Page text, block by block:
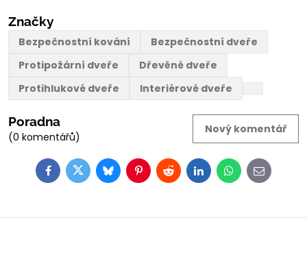
Značky
Bezpečnostní kování
Bezpečnostní dveře
Protipožární dveře
Dřevěné dveře
Protihlukové dveře
Interiérové dveře
Poradna
(0 komentářů)
Nový komentář
FacebookTwitterBlueskyPinterestRedditLinkedInWhatsApp
E-
mail